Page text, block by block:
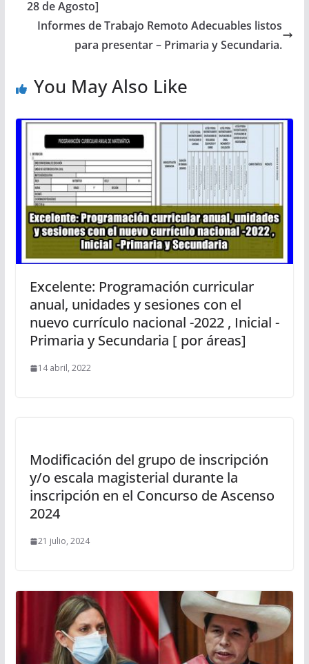
28 de Agosto]
Informes de Trabajo Remoto Adecuables listos
para presentar – Primaria y Secundaria.
You May Also Like
Excelente: Programación curricular
anual, unidades y sesiones con el
nuevo currículo nacional -2022 , Inicial -
Primaria y Secundaria [ por áreas]
14 abril, 2022
Modificación del grupo de inscripción
y/o escala magisterial durante la
inscripción en el Concurso de Ascenso
2024
21 julio, 2024